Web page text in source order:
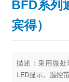
BFD系列
宾得）
描述：采用微处
LED显示。温控